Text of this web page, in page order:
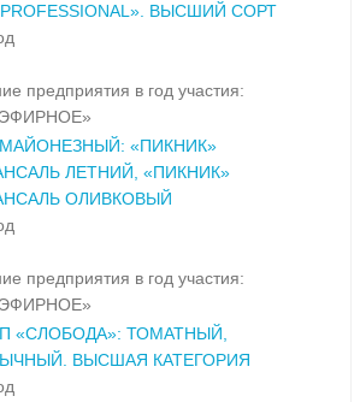
PROFESSIONAL». ВЫСШИЙ СОРТ
предприятия в год участия:
«ПИКНИК»
ЛЕТНИЙ, «ПИКНИК»
ОЛИВКОВЫЙ
предприятия в год участия:
«СЛОБОДА»: ТОМАТНЫЙ,
ВЫСШАЯ КАТЕГОРИЯ